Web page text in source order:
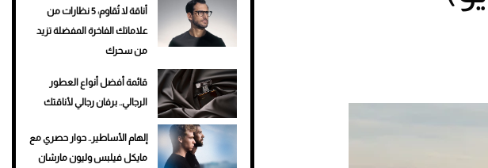
أناقة لا تُقاوم: 5 نظارات من
علاماتك الفاخرة المفضلة تزيد
من سحرك
قائمة أفضل أنواع العطور
الرجالي.. برفان رجالي لأناقتك
إلهام الأساطير.. حوار حصري مع
مايكل فيلبس وليون مارشان